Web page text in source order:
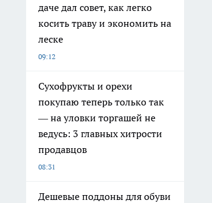
даче дал совет, как легко
косить траву и экономить на
леске
09:12
Сухофрукты и орехи
покупаю теперь только так
— на уловки торгашей не
ведусь: 3 главных хитрости
продавцов
08:31
Дешевые поддоны для обуви